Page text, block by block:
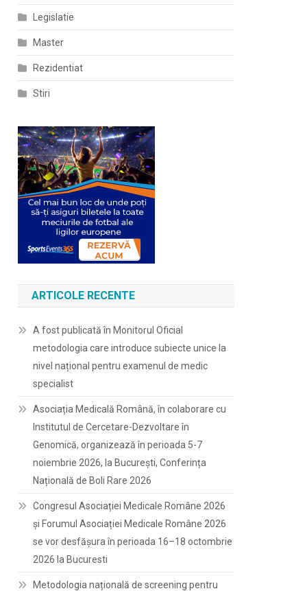
Legislatie
Master
Rezidentiat
Stiri
ARTICOLE RECENTE
A fost publicată în Monitorul Oficial
metodologia care introduce subiecte unice la
nivel național pentru examenul de medic
specialist
Asociația Medicală Română, în colaborare cu
Institutul de Cercetare-Dezvoltare în
Genomică, organizează în perioada 5-7
noiembrie 2026, la București, Conferința
Națională de Boli Rare 2026
Congresul Asociației Medicale Române 2026
și Forumul Asociației Medicale Române 2026
se vor desfășura în perioada 16–18 octombrie
2026 la Bucuresti
Metodologia națională de screening pentru